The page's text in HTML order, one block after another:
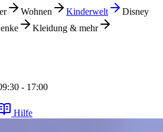
Wohnen Kinderwelt
Disney
Kleidung & mehr
- 17:00
Hilfe